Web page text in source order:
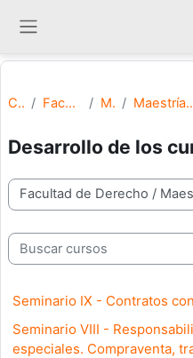
Cursos Facultad de Derecho Maestrías Maestría en
Desarrollo de los
Categorías
Buscar cursos
Seminario IX - Contratos
Seminario VIII -
especiales. Compraventa,